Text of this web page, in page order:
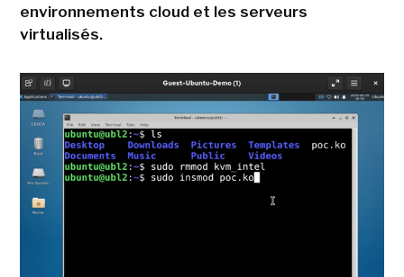
environnements cloud et les serveurs
virtualisés.